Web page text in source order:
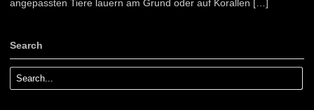
angepassten Tiere lauern am Grund oder auf Korallen […]
Search